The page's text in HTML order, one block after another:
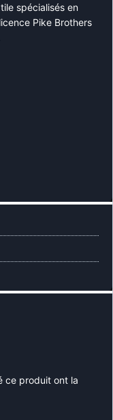
spécialisés en
Pike Brothers
ce produit ont la